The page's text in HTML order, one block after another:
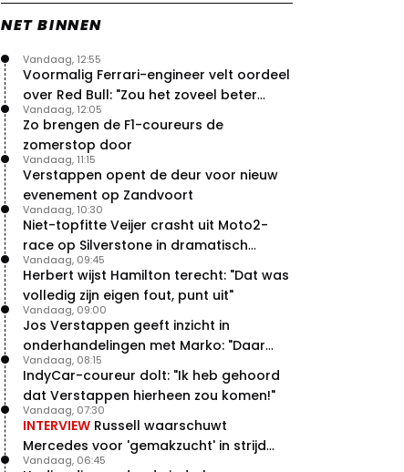
NET BINNEN
Voormalig Ferrari-engineer velt oordeel
over Red Bull: "Zou het zoveel beter
moeten doen"
Vandaag, 12:55
Zo brengen de F1-coureurs de
zomerstop door
Vandaag, 12:05
Verstappen opent de deur voor nieuw
evenement op Zandvoort
Vandaag, 11:15
Niet-topfitte Veijer crasht uit Moto2-
race op Silverstone in dramatisch
weekend
Vandaag, 10:30
Herbert wijst Hamilton terecht: "Dat was
volledig zijn eigen fout, punt uit"
Vandaag, 09:45
Jos Verstappen geeft inzicht in
onderhandelingen met Marko: "Daar
was ik erg door verrast"
Vandaag, 09:00
IndyCar-coureur dolt: "Ik heb gehoord
dat Verstappen hierheen zou komen!"
Vandaag, 08:15
INTERVIEW Russell waarschuwt
Mercedes voor 'gemakzucht' in strijd
met concurrentie
Vandaag, 07:30
Vandaag, 06:45